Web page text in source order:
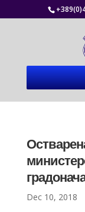
Dec 10, 2018